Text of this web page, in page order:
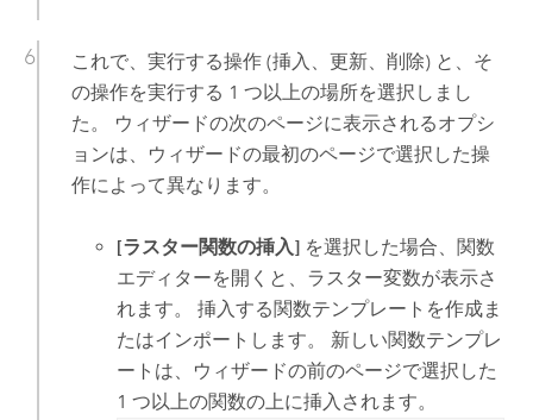
これで、実行する操作 (挿入、更新、削除) と、そ
の操作を実行する 1 つ以上の場所を選択しまし
た。 ウィザードの次のページに表示されるオプシ
ョンは、ウィザードの最初のページで選択した操
作によって異なります。
[ラスター関数の挿入] を選択した場合、関数
エディターを開くと、ラスター変数が表示さ
れます。 挿入する関数テンプレートを作成ま
たはインポートします。 新しい関数テンプレ
ートは、ウィザードの前のページで選択した
1 つ以上の関数の上に挿入されます。